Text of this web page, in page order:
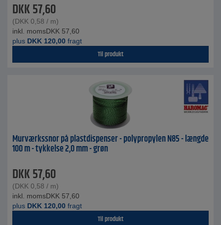
DKK57,60
(DKK 0,58 / m)
inkl. momsDKK 57,60
plus DKK 120,00 fragt
Til produkt
Murværkssnor på plastdispenser - polypropylen N85 - længde
100 m - tykkelse 2,0 mm - grøn
DKK57,60
(DKK 0,58 / m)
inkl. momsDKK 57,60
plus DKK 120,00 fragt
Til produkt